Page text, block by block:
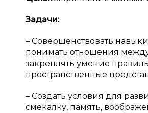
Задачи:
– Совершенствовать
понимать отношения
закреплять умение
пространственные
– Создать условия для
смекалку, память,